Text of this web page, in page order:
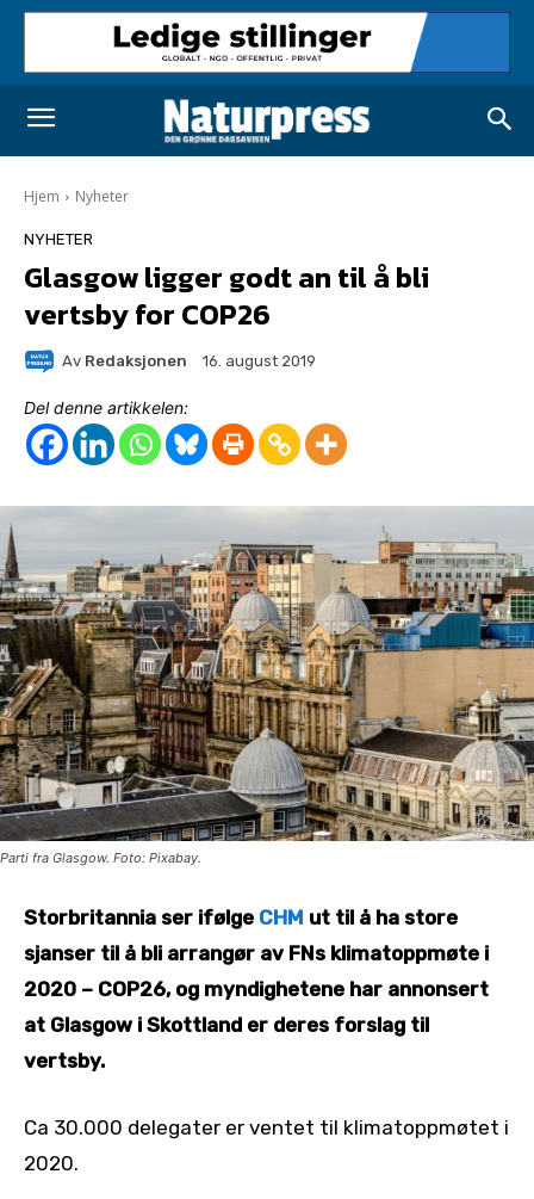
Hjem Nyheter
NYHETER
Glasgow ligger godt an til å bli
vertsby for COP26
Av Redaksjonen 16. august 2019
Del denne artikkelen:
Parti fra Glasgow. Foto: Pixabay.
Storbritannia ser ifølge CHM ut til å ha store
sjanser til å bli arrangør av FNs klimatoppmøte i
2020 – COP26, og myndighetene har annonsert
at Glasgow i Skottland er deres forslag til
vertsby.
Ca 30.000 delegater er ventet til klimatoppmøtet i
2020.